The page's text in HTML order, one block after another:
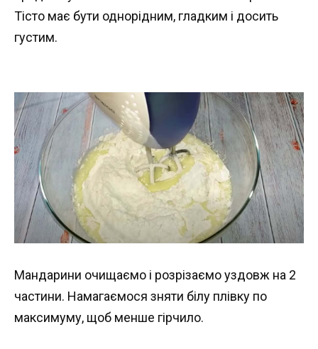
Тісто має бути однорідним, гладким і досить
густим.
Мандарини очищаємо і розрізаємо уздовж на 2
частини. Намагаємося зняти білу плівку по
максимуму, щоб менше гірчило.